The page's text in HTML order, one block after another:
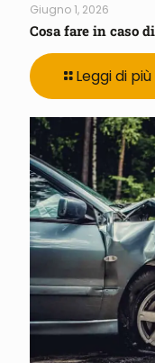
Giugno 1, 2026
Cosa fare in caso
Leggi di più